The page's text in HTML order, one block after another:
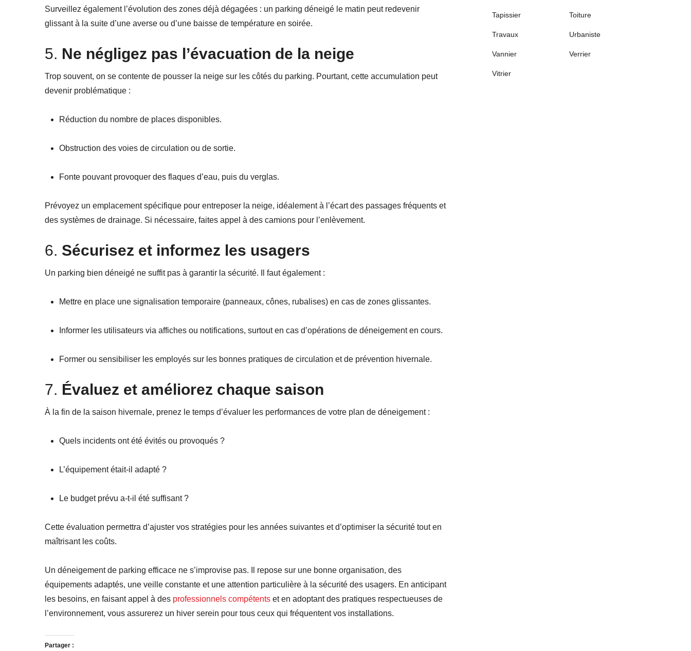
Surveillez également l’évolution des zones déjà dégagées : un parking déneigé le matin peut redevenir
glissant à la suite d’une averse ou d’une baisse de température en soirée.
5. Ne négligez pas l’évacuation de la neige
Trop souvent, on se contente de pousser la neige sur les côtés du parking. Pourtant, cette accumulation peut
devenir problématique :
Réduction du nombre de places disponibles.
Obstruction des voies de circulation ou de sortie.
Fonte pouvant provoquer des flaques d’eau, puis du verglas.
Prévoyez un emplacement spécifique pour entreposer la neige, idéalement à l’écart des passages fréquents et
des systèmes de drainage. Si nécessaire, faites appel à des camions pour l’enlèvement.
6. Sécurisez et informez les usagers
Un parking bien déneigé ne suffit pas à garantir la sécurité. Il faut également :
Mettre en place une signalisation temporaire (panneaux, cônes, rubalises) en cas de zones glissantes.
Informer les utilisateurs via affiches ou notifications, surtout en cas d’opérations de déneigement en cours.
Former ou sensibiliser les employés sur les bonnes pratiques de circulation et de prévention hivernale.
7. Évaluez et améliorez chaque saison
À la fin de la saison hivernale, prenez le temps d’évaluer les performances de votre plan de déneigement :
Quels incidents ont été évités ou provoqués ?
L’équipement était-il adapté ?
Le budget prévu a-t-il été suffisant ?
Cette évaluation permettra d’ajuster vos stratégies pour les années suivantes et d’optimiser la sécurité tout en
maîtrisant les coûts.
Un déneigement de parking efficace ne s’improvise pas. Il repose sur une bonne organisation, des
équipements adaptés, une veille constante et une attention particulière à la sécurité des usagers. En anticipant
les besoins, en faisant appel à des professionnels compétents et en adoptant des pratiques respectueuses de
l’environnement, vous assurerez un hiver serein pour tous ceux qui fréquentent vos installations.
Partager :
Tapissier Toiture
Travaux Urbaniste
Vannier Verrier
Vitrier